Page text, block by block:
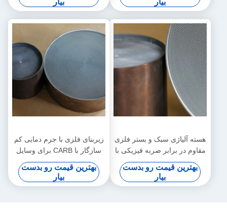
بیار
بیار
هسته آلیاژی سبک و بستر فلزی
مقاوم در برابر ضربه فیزیکی با
فشار پس‌انداز بسیار کم برای
کنترل انتشار
بهترین قیمت رو بدست
بیار
زیربنای فلزی با جرم دمایی کم
سازگار با CARB برای وسایل
نقلیه تنظیم سازگار با محیط
زیست
بهترین قیمت رو بدست
بیار